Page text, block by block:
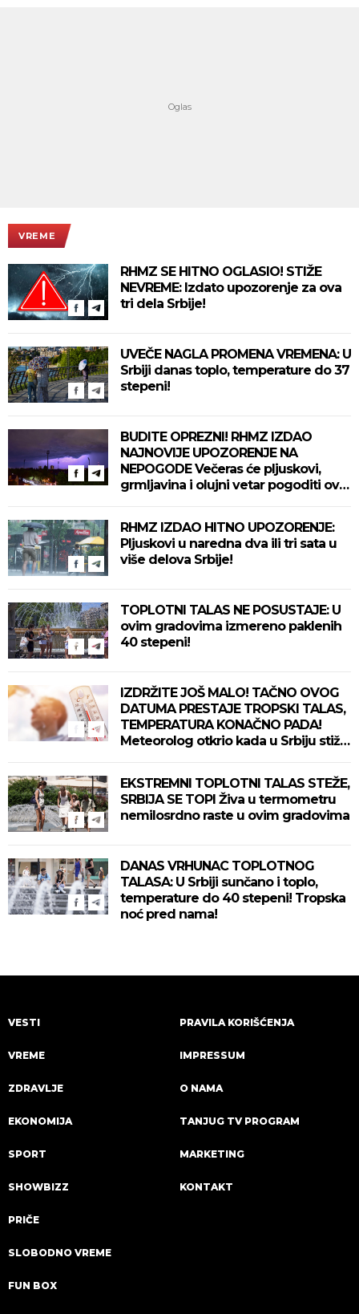
VREME
RHMZ SE HITNO OGLASIO! STIŽE
NEVREME: Izdato upozorenje za ova
tri dela Srbije!
UVEČE NAGLA PROMENA VREMENA: U
Srbiji danas toplo, temperature do 37
stepeni!
BUDITE OPREZNI! RHMZ IZDAO
NAJNOVIJE UPOZORENJE NA
NEPOGODE Večeras će pljuskovi,
grmljavina i olujni vetar pogoditi ove
RHMZ IZDAO HITNO UPOZORENJE:
Pljuskovi u naredna dva ili tri sata u
više delova Srbije!
TOPLOTNI TALAS NE POSUSTAJE: U
ovim gradovima izmereno paklenih
40 stepeni!
IZDRŽITE JOŠ MALO! TAČNO OVOG
DATUMA PRESTAJE TROPSKI TALAS,
TEMPERATURA KONAČNO PADA!
Meteorolog otkrio kada u Srbiju stiže
EKSTREMNI TOPLOTNI TALAS STEŽE,
SRBIJA SE TOPI Živa u termometru
nemilosrdno raste u ovim gradovima
DANAS VRHUNAC TOPLOTNOG
TALASA: U Srbiji sunčano i toplo,
temperature do 40 stepeni! Tropska
noć pred nama!
VESTI
VREME
ZDRAVLJE
EKONOMIJA
SPORT
SHOWBIZZ
PRIČE
SLOBODNO VREME
FUN BOX
PRAVILA KORIŠĆENJA
IMPRESSUM
O NAMA
TANJUG TV PROGRAM
MARKETING
KONTAKT